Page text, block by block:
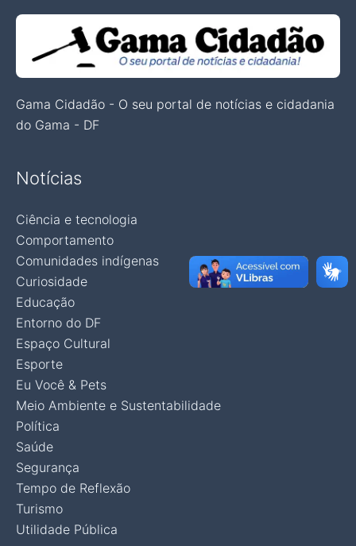
Gama Cidadão - O seu portal de notícias e cidadania
do Gama - DF
Notícias
Ciência e tecnologia
Comportamento
Comunidades indígenas
Curiosidade
Educação
Entorno do DF
Espaço Cultural
Esporte
Eu Você & Pets
Meio Ambiente e Sustentabilidade
Política
Saúde
Segurança
Tempo de Reflexão
Turismo
Utilidade Pública